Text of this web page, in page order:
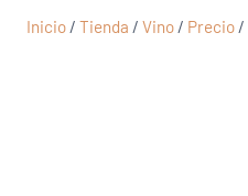
Inicio / Tienda / Vino / Precio /